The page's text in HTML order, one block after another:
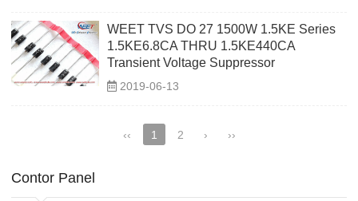
WEET TVS DO 27 1500W 1.5KE Series
1.5KE6.8CA THRU 1.5KE440CA
Transient Voltage Suppressor
2019-06-13
‹‹ 1 2 › ››
Contor Panel